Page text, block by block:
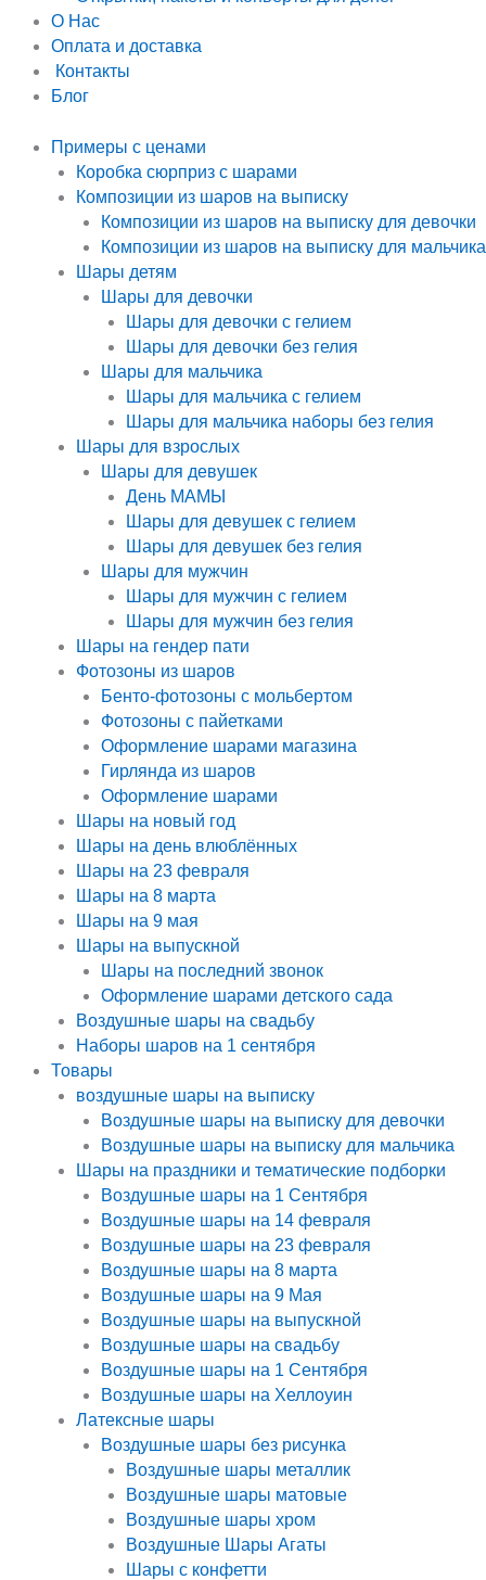
О Нас
Оплата и доставка
Контакты
Блог
Примеры с ценами
Коробка сюрприз с шарами
Композиции из шаров на выписку
Композиции из шаров на выписку для девочки
Композиции из шаров на выписку для мальчика
Шары детям
Шары для девочки
Шары для девочки с гелием
Шары для девочки без гелия
Шары для мальчика
Шары для мальчика с гелием
Шары для мальчика наборы без гелия
Шары для взрослых
Шары для девушек
День МАМЫ
Шары для девушек с гелием
Шары для девушек без гелия
Шары для мужчин
Шары для мужчин с гелием
Шары для мужчин без гелия
Шары на гендер пати
Фотозоны из шаров
Бенто-фотозоны с мольбертом
Фотозоны с пайетками
Оформление шарами магазина
Гирлянда из шаров
Оформление шарами
Шары на новый год
Шары на день влюблённых
Шары на 23 февраля
Шары на 8 марта
Шары на 9 мая
Шары на выпускной
Шары на последний звонок
Оформление шарами детского сада
Воздушные шары на свадьбу
Наборы шаров на 1 сентября
Товары
воздушные шары на выписку
Воздушные шары на выписку для девочки
Воздушные шары на выписку для мальчика
Шары на праздники и тематические подборки
Воздушные шары на 1 Сентября
Воздушные шары на 14 февраля
Воздушные шары на 23 февраля
Воздушные шары на 8 марта
Воздушные шары на 9 Мая
Воздушные шары на выпускной
Воздушные шары на свадьбу
Воздушные шары на 1 Сентября
Воздушные шары на Хеллоуин
Латексные шары
Воздушные шары без рисунка
Воздушные шары металлик
Воздушные шары матовые
Воздушные шары хром
Воздушные Шары Агаты
Шары с конфетти